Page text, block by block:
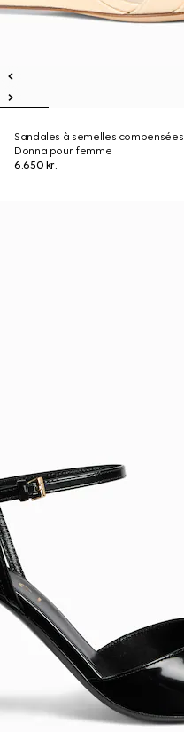
Sandales à semelles compensées
Donna pour femme
6.650 kr.